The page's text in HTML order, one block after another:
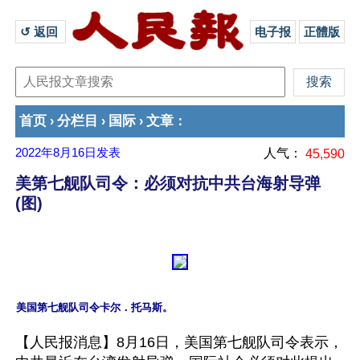
↺ 返回 电子报 正體版
首页 › 分栏目 › 国际 › 文章 ：
2022年8月16日 发表 人气： 45,590
美第七舰队司令：必须对抗中共台海射导弹
(图)
【人民报消息】8月16日，美国第七舰队司令表示，